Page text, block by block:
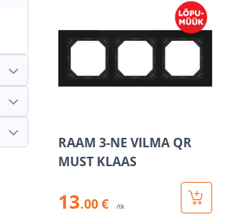
RAAM 3-NE VILMA QR
MUST KLAAS
13.00 € /tk